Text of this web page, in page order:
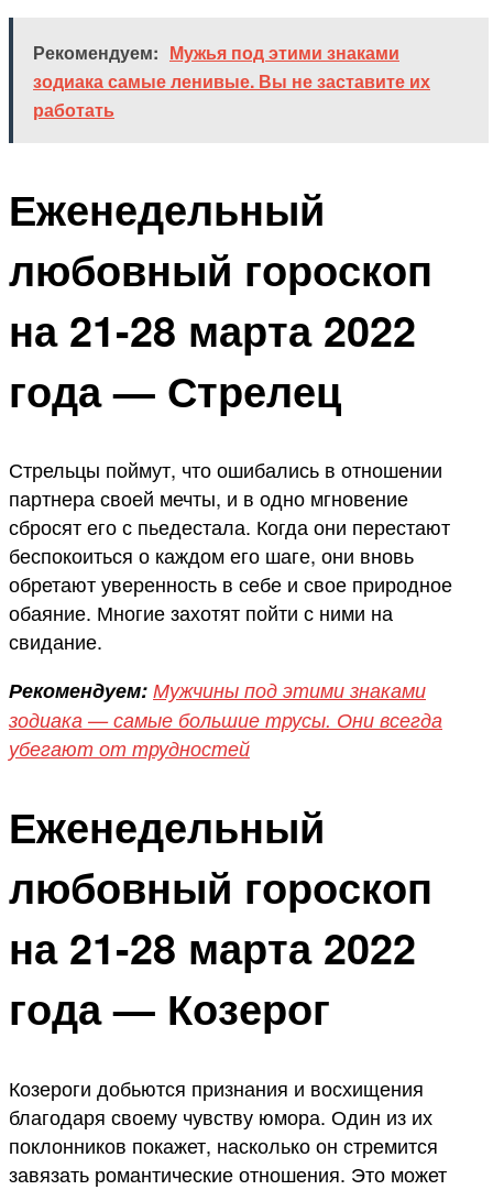
Рекомендуем: Мужья под этими знаками
зодиака самые ленивые. Вы не заставите их
работать
Еженедельный
любовный гороскоп
на 21-28 марта 2022
года — Стрелец
Стрельцы поймут, что ошибались в отношении
партнера своей мечты, и в одно мгновение
сбросят его с пьедестала. Когда они перестают
беспокоиться о каждом его шаге, они вновь
обретают уверенность в себе и свое природное
обаяние. Многие захотят пойти с ними на
свидание.
Рекомендуем: Мужчины под этими знаками
зодиака — самые большие трусы. Они всегда
убегают от трудностей
Еженедельный
любовный гороскоп
на 21-28 марта 2022
года — Козерог
Козероги добьются признания и восхищения
благодаря своему чувству юмора. Один из их
поклонников покажет, насколько он стремится
завязать романтические отношения. Это может